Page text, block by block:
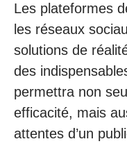
Les plateformes
les réseaux
solutions de
des
permettra non
efficacité, mais
attentes d’un